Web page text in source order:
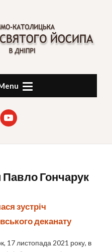
СВЯТОГО
youtube
Павло Гончарук
зустріч
деканату
17 листопада 2021 року, в